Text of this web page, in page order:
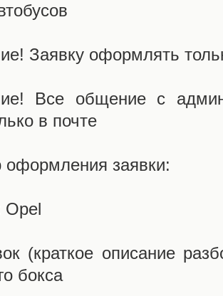
Заявку оформлять
Все общение с
в почте
заявки:
Opel
(краткое описание
бокса